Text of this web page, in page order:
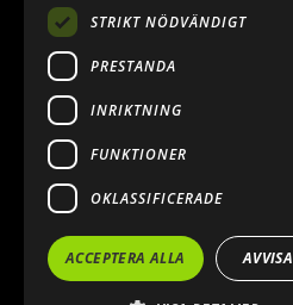
2026. ALL RIGHTS RESERVED.
POWERED BY EMPORI CMS
STRIKT NÖDVÄNDIGT
PRESTANDA
INRIKTNING
FUNKTIONER
OKLASSIFICERADE
ACCEPTERA ALLA